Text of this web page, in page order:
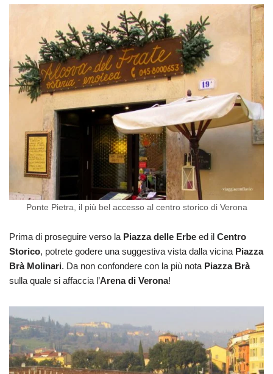
Ponte Pietra, il più bel accesso al centro storico di Verona
Prima di proseguire verso la Piazza delle Erbe ed il Centro
Storico, potrete godere una suggestiva vista dalla vicina Piazza
Brà Molinari. Da non confondere con la più nota Piazza Brà
sulla quale si affaccia l’Arena di Verona!